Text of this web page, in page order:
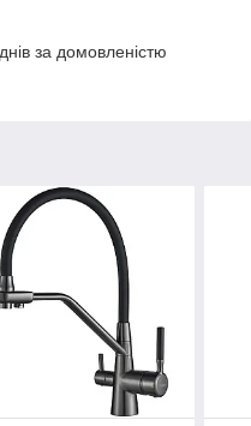
за домовленістю